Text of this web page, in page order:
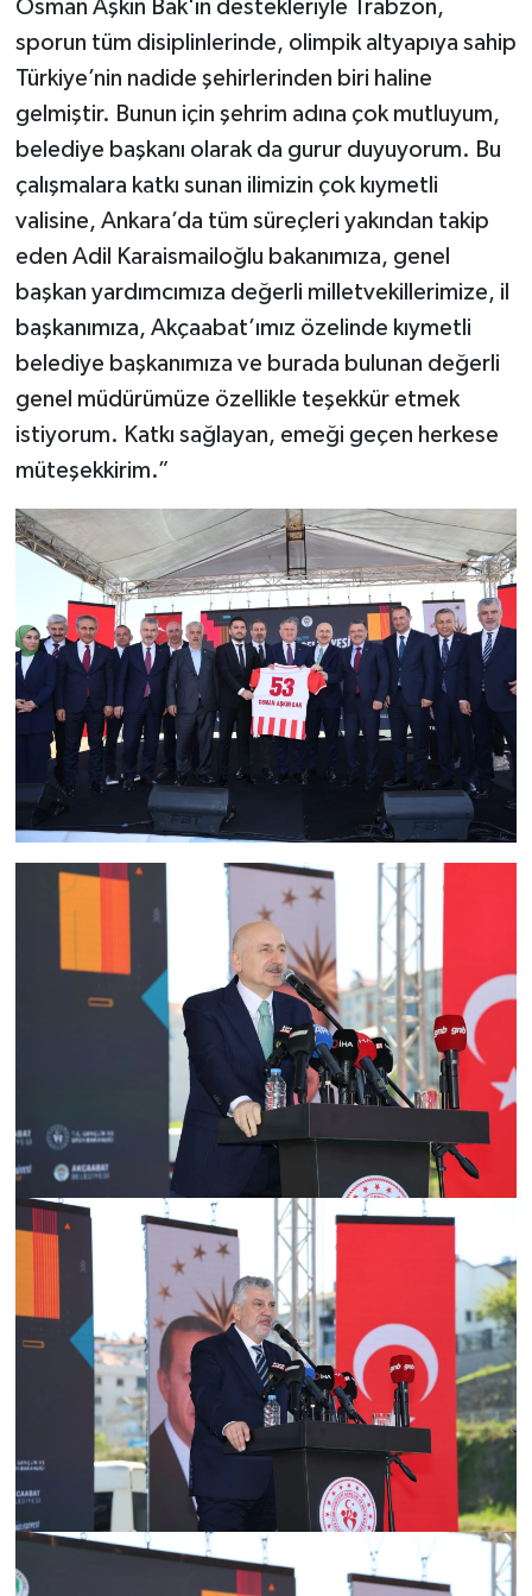
Osman Aşkın Bak'ın destekleriyle Trabzon,
sporun tüm disiplinlerinde, olimpik altyapıya sahip
Türkiye’nin nadide şehirlerinden biri haline
gelmiştir. Bunun için şehrim adına çok mutluyum,
belediye başkanı olarak da gurur duyuyorum. Bu
çalışmalara katkı sunan ilimizin çok kıymetli
valisine, Ankara’da tüm süreçleri yakından takip
eden Adil Karaismailoğlu bakanımıza, genel
başkan yardımcımıza değerli milletvekillerimize, il
başkanımıza, Akçaabat’ımız özelinde kıymetli
belediye başkanımıza ve burada bulunan değerli
genel müdürümüze özellikle teşekkür etmek
istiyorum. Katkı sağlayan, emeği geçen herkese
müteşekkirim.”